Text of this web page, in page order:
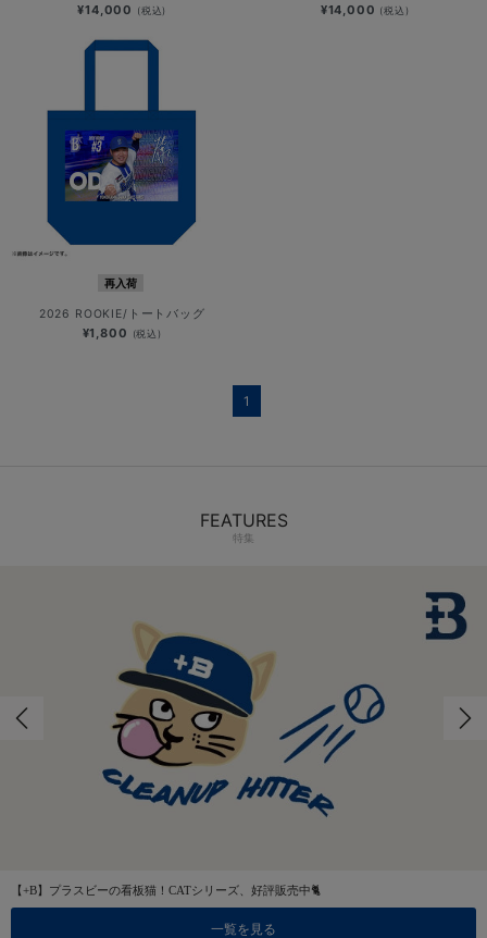
¥14,000 (税込) ¥14,000 (税込)
再入荷
2026 ROOKIE/トートバッグ
¥1,800 (税込)
1
FEATURES
特集
【+B】プラスビーの看板猫！CATシリーズ、好評販売中🐈
一覧を見る